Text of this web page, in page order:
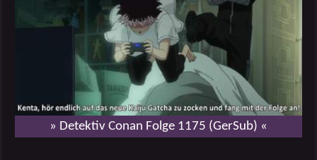
» Detektiv Conan Folge 1175 (GerSub) «